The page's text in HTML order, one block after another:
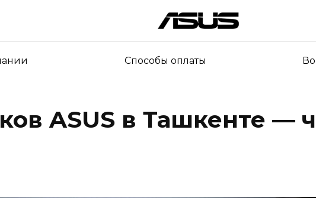
Способы оплаты
ASUS в Ташкенте —